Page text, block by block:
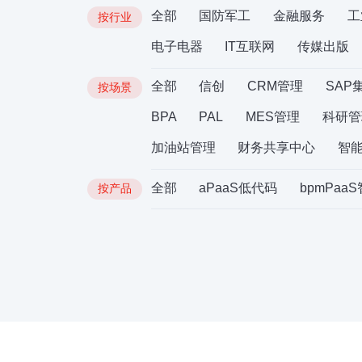
按行业 全部 国防军工 金融服务
电子电器 IT互联网 传媒出版
按场景 全部 信创 CRM管理 SAP
BPA PAL MES管理 科研
加油站管理 财务共享中心 智
按产品 全部 aPaaS低代码 bpmPaaS